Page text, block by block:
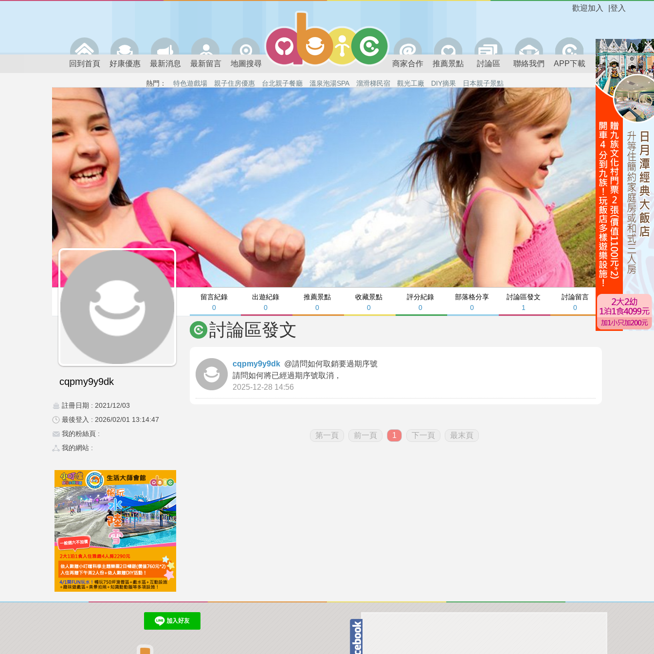
登入
歡迎加入
回到首頁 好康優惠 最新消息 最新留言 地圖搜尋 商家合作 推薦景點 討論區 聯絡我們 APP下載
熱門： 特色遊戲場 親子住房優惠 台北親子餐廳 溫泉泡湯SPA 溜滑梯民宿 觀光工廠 DIY摘果 日本親子景點
留言紀錄
0
出遊紀錄
0
推薦景點
0
收藏景點
0
評分紀錄
0
部落格分享
0
討論區發文
1
討論留言
0
cqpmy9y9dk
註冊日期 : 2021/12/03
最後登入 : 2026/02/01 13:14:47
我的粉絲頁 :
我的網站 :
討論區發文
cqpmy9y9dk @請問如何取銷要過期序號
請問如何將已經過期序號取消，
2025-12-28 14:56
第一頁 前一頁 1 下一頁 最末頁